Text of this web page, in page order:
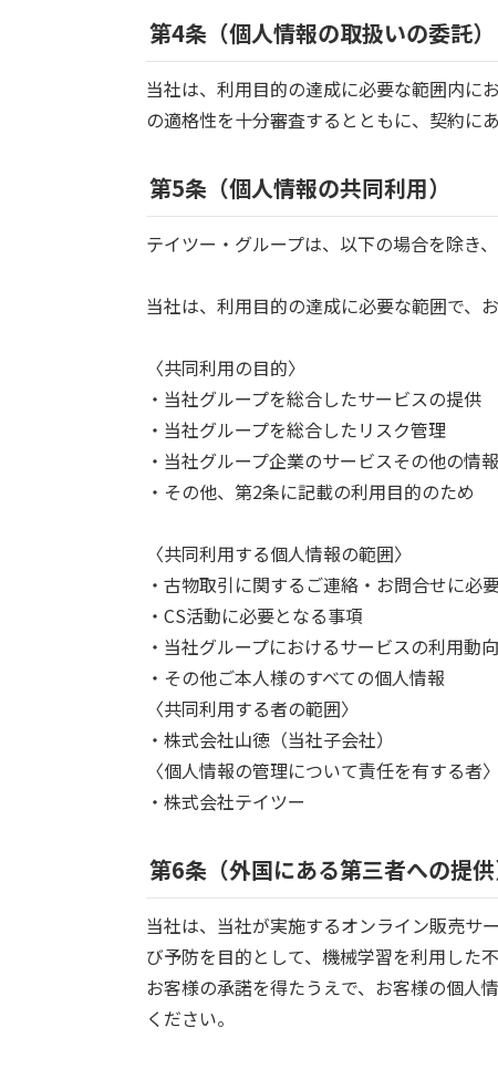
第4条（個人情報の取扱いの委託）
当社は、利用目的の達成に必要な範囲内に
の適格性を十分審査するとともに、契約に
第5条（個人情報の共同利用）
テイツー・グループは、以下の場合を除き
当社は、利用目的の達成に必要な範囲で、
〈共同利用の目的〉
・当社グループを総合したサービスの提供
・当社グループを総合したリスク管理
・当社グループ企業のサービスその他の情
・その他、第2条に記載の利用目的のため
〈共同利用する個人情報の範囲〉
・古物取引に関するご連絡・お問合せに必
・CS活動に必要となる事項
・当社グループにおけるサービスの利用動
・その他ご本人様のすべての個人情報
〈共同利用する者の範囲〉
・株式会社山徳（当社子会社）
〈個人情報の管理について責任を有する者〉
・株式会社テイツー
第6条（外国にある第三者への提供
当社は、当社が実施するオンライン販売サ
び予防を目的として、機械学習を利用した
お客様の承諾を得たうえで、お客様の個人
ください。